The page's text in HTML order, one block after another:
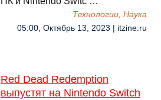
Технологии, Наука
05:00, Октябрь 13, 2023 | itzine.ru
Red Dead Redemption
выпустят на Nintendo Switch